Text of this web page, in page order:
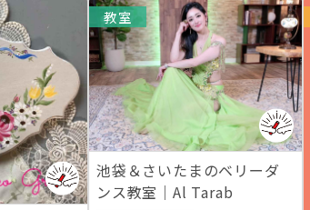
教室
池袋＆さいたまのベリーダ
ンス教室｜Al Tarab